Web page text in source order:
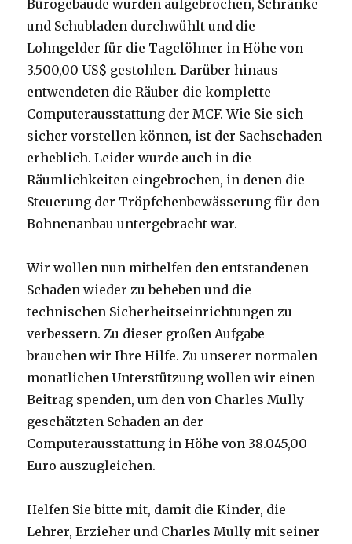
Bürogebäude wurden aufgebrochen, Schränke
und Schubladen durchwühlt und die
Lohngelder für die Tagelöhner in Höhe von
3.500,00 US$ gestohlen. Darüber hinaus
entwendeten die Räuber die komplette
Computerausstattung der MCF. Wie Sie sich
sicher vorstellen können, ist der Sachschaden
erheblich. Leider wurde auch in die
Räumlichkeiten eingebrochen, in denen die
Steuerung der Tröpfchenbewässerung für den
Bohnenanbau untergebracht war.
Wir wollen nun mithelfen den entstandenen
Schaden wieder zu beheben und die
technischen Sicherheitseinrichtungen zu
verbessern. Zu dieser großen Aufgabe
brauchen wir Ihre Hilfe. Zu unserer normalen
monatlichen Unterstützung wollen wir einen
Beitrag spenden, um den von Charles Mully
geschätzten Schaden an der
Computerausstattung in Höhe von 38.045,00
Euro auszugleichen.
Helfen Sie bitte mit, damit die Kinder, die
Lehrer, Erzieher und Charles Mully mit seiner